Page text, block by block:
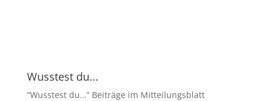
Wusstest du...
“Wusstest du…” Beiträge im Mitteilungsblatt